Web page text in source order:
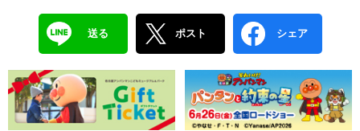
送る ポスト シェア